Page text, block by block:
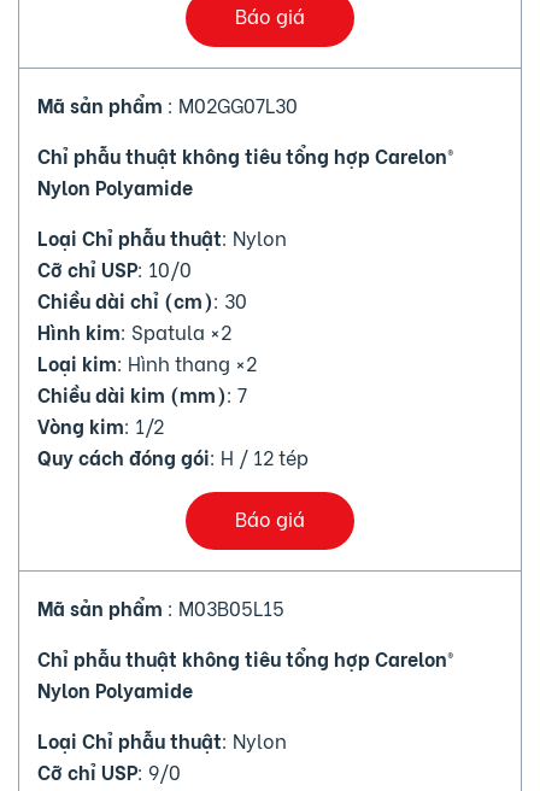
Báo giá
Mã sản phẩm : M02GG07L30
Chỉ phẫu thuật không tiêu tổng hợp Carelon®
Nylon Polyamide
Loại Chỉ phẫu thuật: Nylon
Cỡ chỉ USP: 10/0
Chiều dài chỉ (cm): 30
Hình kim: Spatula ×2
Loại kim: Hình thang ×2
Chiều dài kim (mm): 7
Vòng kim: 1/2
Quy cách đóng gói: H / 12 tép
Báo giá
Mã sản phẩm : M03B05L15
Chỉ phẫu thuật không tiêu tổng hợp Carelon®
Nylon Polyamide
Loại Chỉ phẫu thuật: Nylon
Cỡ chỉ USP: 9/0